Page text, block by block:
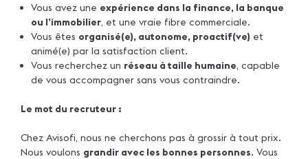
Vous avez une expérience dans la finance, la banque
ou l’immobilier, et une vraie fibre commerciale.
Vous êtes organisé(e), autonome, proactif(ve) et
animé(e) par la satisfaction client.
Vous recherchez un réseau à taille humaine, capable
de vous accompagner sans vous contraindre.
Le mot du recruteur :
Chez Avisofi, nous ne cherchons pas à grossir à tout prix.
Nous voulons grandir avec les bonnes personnes. Vous